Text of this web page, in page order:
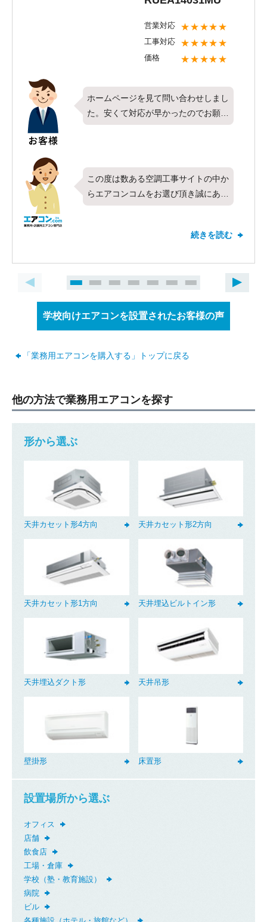
営業対応 ★★★★★
工事対応 ★★★★★
価格 ★★★★★
ホームページを見て問い合わせしまし
た。安くて対応が早かったのでお願い
しました。やりとりがスムーズで良！
この度は数ある空調工事サイトの中か
らエアコンコムをお選び頂き誠にあり
がとうございます。今回は東芝製業務
シングル・5馬力をお取り付けさせて
ても嬉しく感じております。対応や価
りがとうございます！初めて弊社をご
対応を心がけております。これからも
お取り付けしたエアコンの調子はいか
します。これからもエアコンコムをよ
ろしくお願いいたします。
続きを読む
学校向けエアコンを設置されたお客様の声
「業務用エアコンを購入する」トップに戻る
他の方法で業務用エアコンを探す
形から選ぶ
天井カセット形4方向 天井カセット形2方向
天井カセット形1方向 天井埋込ビルトイン形
天井埋込ダクト形 天井吊形
壁掛形 床置形
設置場所から選ぶ
オフィス
店舗
飲食店
工場・倉庫
学校（塾・教育施設）
病院
ビル
折り返しのご連絡 お電話